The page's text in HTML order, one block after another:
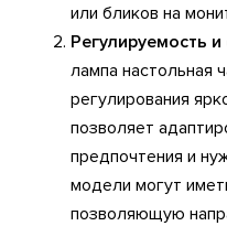
или бликов на
Регулируемость
лампа настольная
регулирования
позволяет
предпочтения и
модели могут
позволяющую